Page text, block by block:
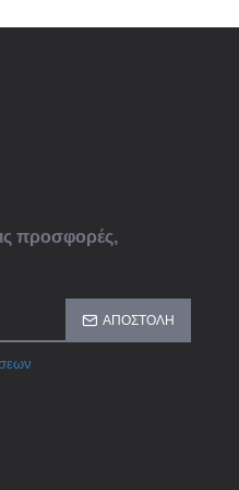
προσφορές,
ΑΠΟΣΤΟΛΉ